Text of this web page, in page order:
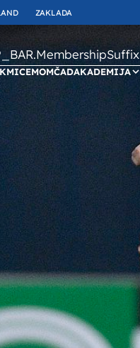
ZAKLADA
MOMČADAKADEMIJA